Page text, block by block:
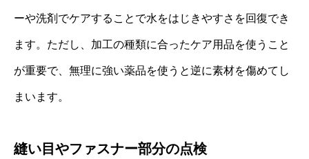
ーや洗剤でケアすることで水をはじきやすさを回復でき
ます。ただし、加工の種類に合ったケア用品を使うこと
が重要で、無理に強い薬品を使うと逆に素材を傷めてし
まいます。
縫い目やファスナー部分の点検